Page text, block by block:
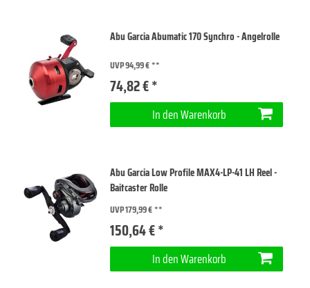
Abu Garcia Abumatic 170 Synchro - Angelrolle
UVP 94,99 €
74,82 € *
In den Warenkorb
Abu Garcia Low Profile MAX4-LP-41 LH Reel -
Baitcaster Rolle
UVP 179,99 €
150,64 € *
In den Warenkorb